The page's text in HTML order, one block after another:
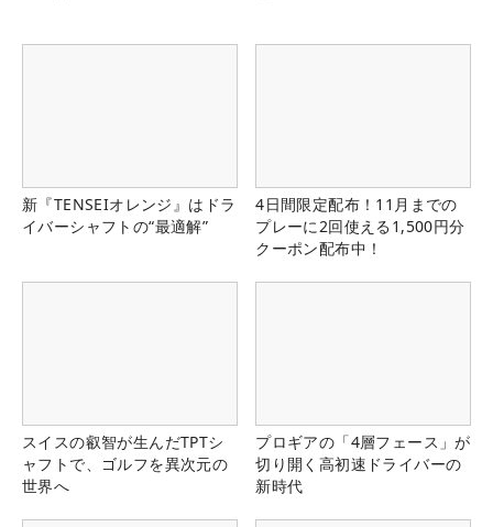
新『TENSEIオレンジ』はドラ
イバーシャフトの“最適解”
4日間限定配布！11月までの
プレーに2回使える1,500円分
クーポン配布中！
スイスの叡智が生んだTPTシ
ャフトで、ゴルフを異次元の
世界へ
プロギアの「4層フェース」が
切り開く高初速ドライバーの
新時代